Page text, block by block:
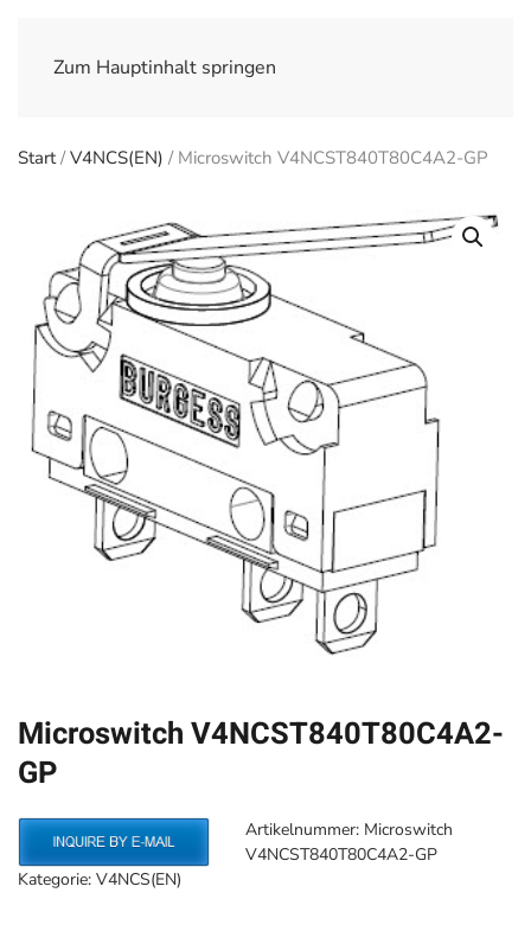
Zum Hauptinhalt springen
Start/V4NCS(EN) / Microswitch V4NCST840T80C4A2-GP
Microswitch V4NCST840T80C4A2-
GP
Artikelnummer: Microswitch
V4NCST840T80C4A2-GP
Kategorie: V4NCS(EN)